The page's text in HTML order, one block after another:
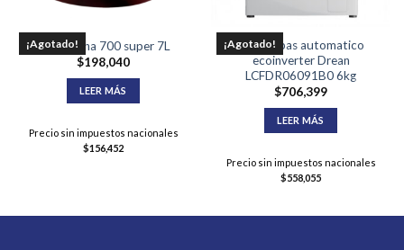
¡Agotado!
Olla Eterna 700 super 7L
$198,040
LEER MÁS
Precio sin impuestos nacionales
$156,452
¡Agotado!
Lavarropas automatico
ecoinverter Drean
LCFDR06091B0 6kg
$706,399
LEER MÁS
Precio sin impuestos nacionales
$558,055